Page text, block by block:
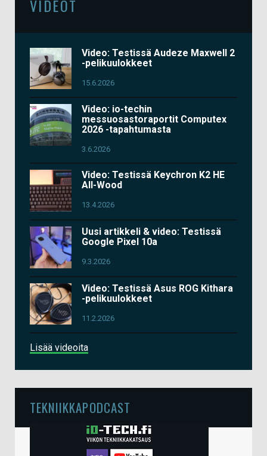
VIDEOT
Video: Testissä Audeze Maxwell 2
-pelikuulokkeet
15.6.2026
Video: io-techin
messuosastoraportit Computex
2026 -tapahtumasta
3.6.2026
Video: Testissä Keychron K2 HE
All-Wood
13.4.2026
Uusi artikkeli & video: Testissä
Google Pixel 10a
9.3.2026
Video: Testissä Asus ROG Kithara
-pelikuulokkeet
11.2.2026
Lisää videoita
TEKNIIKKAPODCAST